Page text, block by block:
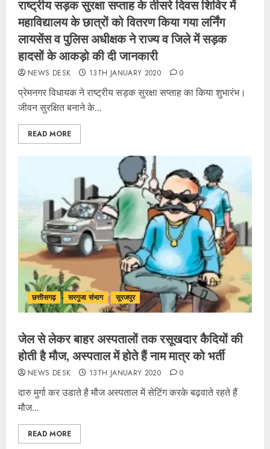
राष्ट्रीय सड़क सुरक्षा सप्ताह के तीसरे दिवस शिविर में
महाविद्यालय के छात्रों को वितरण किया गया लर्निंग
लायसेंस व पुलिस अधीक्षक ने राज्य व जिले में सड़क
हादसों के आकड़ो की दी जानकारी
NEWS DESK 13TH JANUARY 2020 0
प्रेमनगर विधायक ने राष्ट्रीय सड़क सुरक्षा सप्ताह का किया शुभारंभ।
जीवन सुरक्षित बनाने के...
READ MORE
छत्तीसगढ़ सरगुजा संभाग सूरजपुर
जेल से लेकर बाहर अस्पतालों तक रसूखदार कैदियों की
होती है मौज, अस्पताल में होते हैं नाम मात्र को भर्ती
NEWS DESK 13TH JANUARY 2020 0
दारु मुर्गा कर उडाते है मौज अस्पताल में सेटिंग करके बढ़वाते रहते हैं
मौज...
READ MORE